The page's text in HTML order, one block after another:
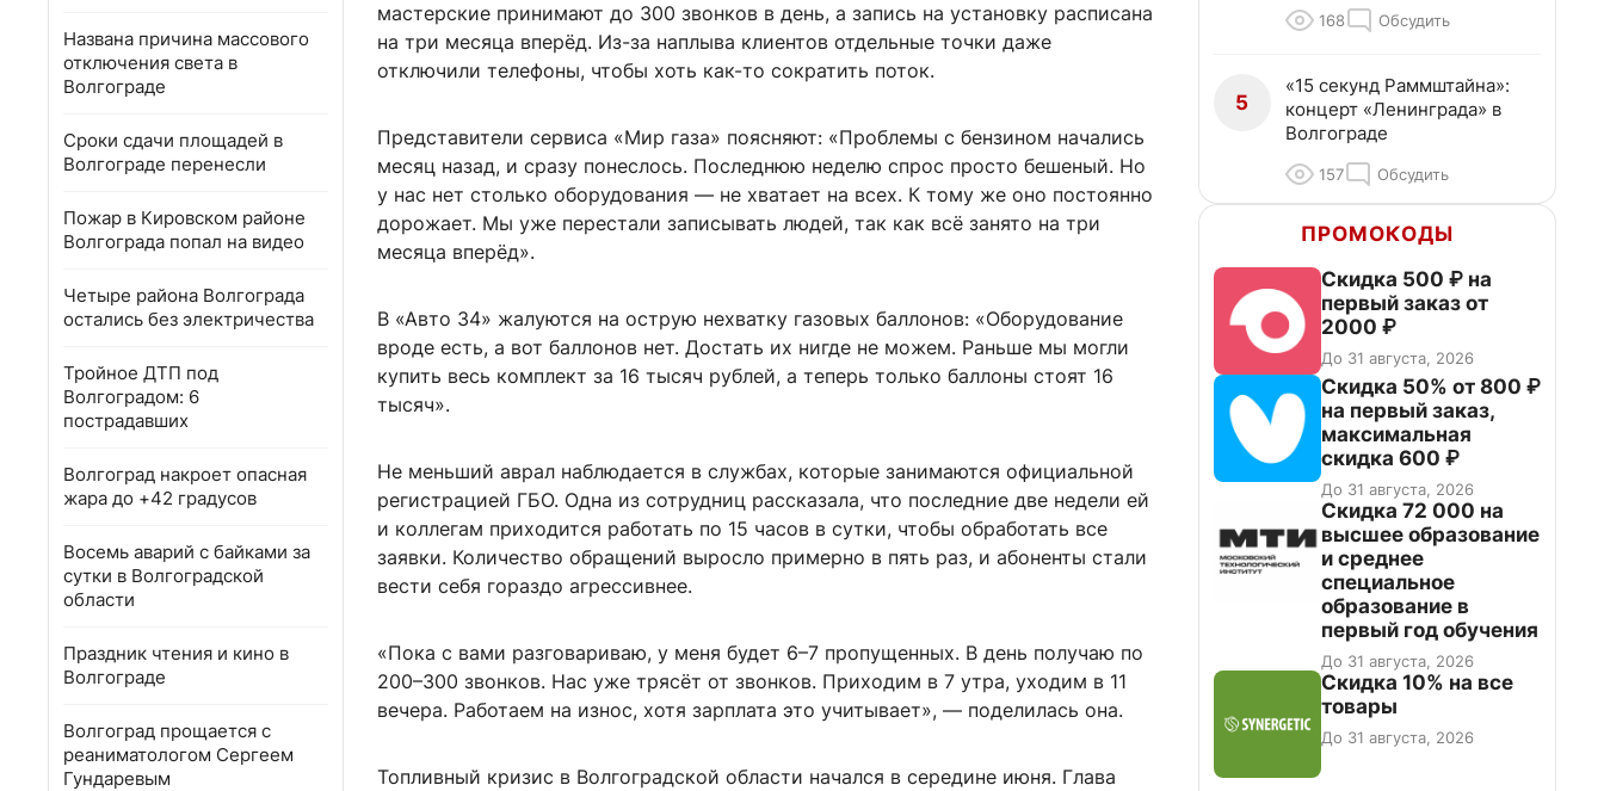
Названа причина массового
отключения света в
Волгограде
Сроки сдачи площадей в
Волгограде перенесли
Пожар в Кировском районе
Волгограда попал на видео
Четыре района Волгограда
остались без электричества
Тройное ДТП под
Волгоградом: 6
пострадавших
Волгоград накроет опасная
жара до +42 градусов
Восемь аварий с байками за
сутки в Волгоградской
области
Праздник чтения и кино в
Волгограде
Волгоград прощается с
реаниматологом Сергеем
Гундаревым
мастерские принимают до 300 звонков в день, а запись на установку расписана
на три месяца вперёд. Из-за наплыва клиентов отдельные точки даже
отключили телефоны, чтобы хоть как-то сократить поток.
Представители сервиса «Мир газа» поясняют: «Проблемы с бензином начались
месяц назад, и сразу понеслось. Последнюю неделю спрос просто бешеный. Но
у нас нет столько оборудования — не хватает на всех. К тому же оно постоянно
дорожает. Мы уже перестали записывать людей, так как всё занято на три
месяца вперёд».
В «Авто 34» жалуются на острую нехватку газовых баллонов: «Оборудование
вроде есть, а вот баллонов нет. Достать их нигде не можем. Раньше мы могли
купить весь комплект за 16 тысяч рублей, а теперь только баллоны стоят 16
тысяч».
Не меньший аврал наблюдается в службах, которые занимаются официальной
регистрацией ГБО. Одна из сотрудниц рассказала, что последние две недели ей
и коллегам приходится работать по 15 часов в сутки, чтобы обработать все
заявки. Количество обращений выросло примерно в пять раз, и абоненты стали
вести себя гораздо агрессивнее.
«Пока с вами разговариваю, у меня будет 6–7 пропущенных. В день получаю по
200–300 звонков. Нас уже трясёт от звонков. Приходим в 7 утра, уходим в 11
вечера. Работаем на износ, хотя зарплата это учитывает», — поделилась она.
Топливный кризис в Волгоградской области начался в середине июня. Глава
168 Обсудить
5
«15 секунд Раммштайна»:
концерт «Ленинграда» в
Волгограде
157 Обсудить
ПРОМОКОДЫ
Скидка 500 ₽ на
первый заказ от
2000 ₽
До 31 августа, 2026
Скидка 50% от 800 ₽
на первый заказ,
максимальная
скидка 600 ₽
До 31 августа, 2026
Скидка 72 000 на
высшее образование
и среднее
специальное
образование в
первый год обучения
До 31 августа, 2026
Скидка 10% на все
товары
До 31 августа, 2026